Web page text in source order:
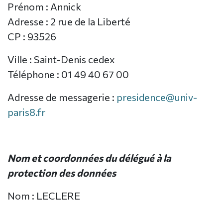
Prénom : Annick
Adresse : 2 rue de la Liberté
CP : 93526
Ville : Saint-Denis cedex
Téléphone : 01 49 40 67 00
Adresse de messagerie : presidence@univ-
paris8.fr
Nom et coordonnées du délégué à la
protection des données
Nom : LECLERE